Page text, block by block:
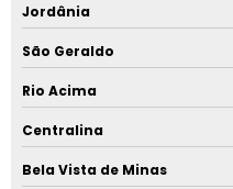
Jordânia
São Geraldo
Rio Acima
Centralina
Bela Vista de Minas